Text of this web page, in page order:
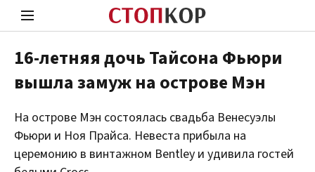
Стоп Политической Коррупции
Политика
16-летняя дочь Тайсона Фьюри
вышла замуж на острове Мэн
На острове Мэн состоялась свадьба Венесуэлы
Фьюри и Ноя Прайса. Невеста прибыла на
церемонию в винтажном Bentley и удивила гостей